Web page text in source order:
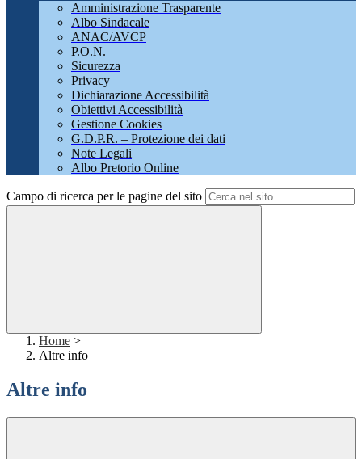
Amministrazione Trasparente
Albo Sindacale
ANAC/AVCP
P.O.N.
Sicurezza
Privacy
Dichiarazione Accessibilità
Obiettivi Accessibilità
Gestione Cookies
G.D.P.R. – Protezione dei dati
Note Legali
Albo Pretorio Online
Campo di ricerca per le pagine del sito
Home >
Altre info
Altre info